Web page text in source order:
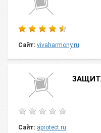
Сайт: vivaharmony.ru
Сайт: aprotect.ru